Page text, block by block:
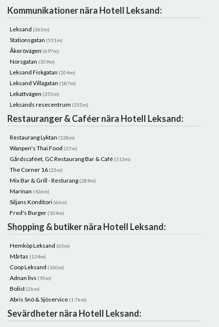
Kommunikationer nära Hotell Leksand:
Leksand (363m)
Stationsgatan (551m)
Åkerövägen (697m)
Norsgatan (309m)
Leksand Fiskgatan (204m)
Leksand Villagatan (187m)
Lekattvägen (355m)
Leksands resecentrum (355m)
Restauranger & Caféer nära Hotell Leksand:
Restaurang Lyktan (128m)
Wanpen's Thai Food (37m)
Gårdscaféet, GC Restaurang Bar & Café (313m)
The Corner 16 (25m)
Mix Bar & Grill - Resturang (289m)
Marinan (426m)
Siljans Konditori (66m)
Fred's Burger (104m)
Shopping & butiker nära Hotell Leksand:
Hemköp Leksand (65m)
Mårtas (134m)
Coop Leksand (160m)
Adnan livs (95m)
Bolist (2km)
Abris Snö & Sjöservice (1.7km)
Sevärdheter nära Hotell Leksand: